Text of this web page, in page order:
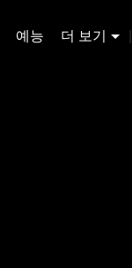
예능 더 보기 |